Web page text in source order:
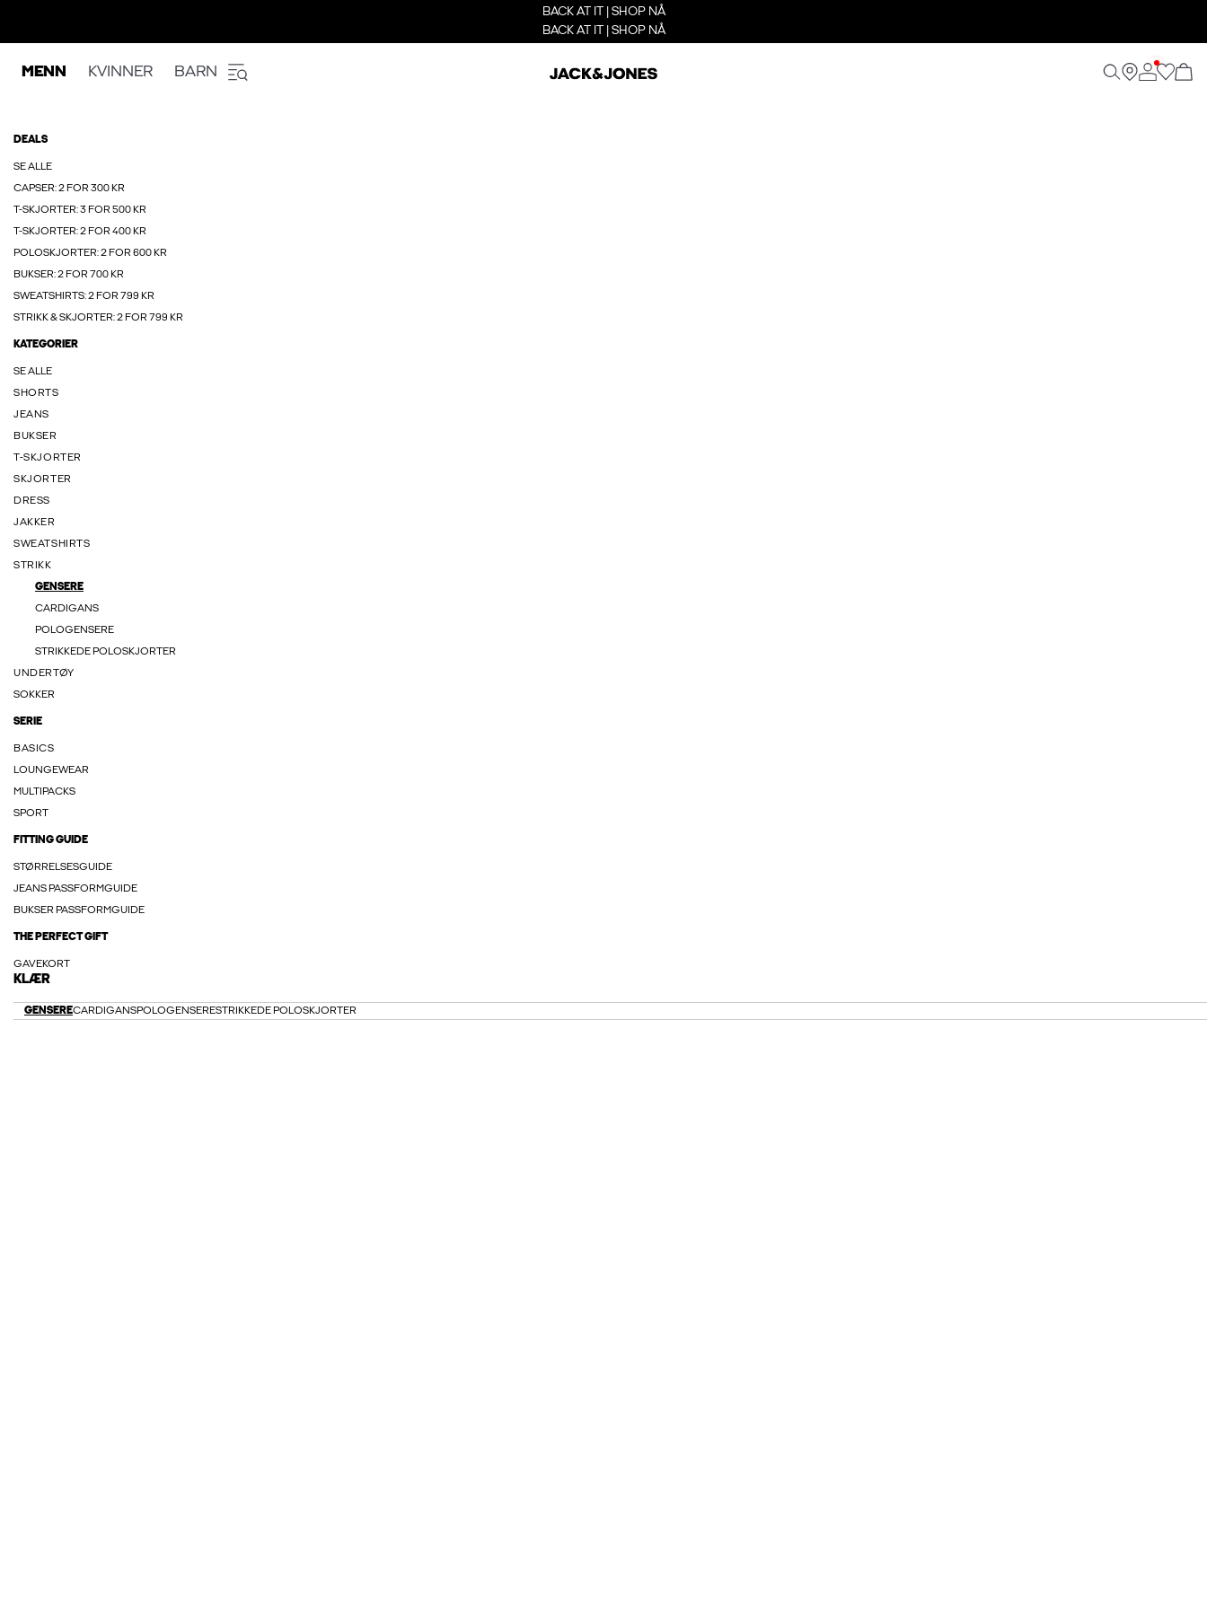
BACK AT IT | SHOP NÅ
BACK AT IT | SHOP NÅ
MENN KVINNER BARN
DEALS
SE ALLE
CAPSER: 2 FOR 300 KR
T-SKJORTER: 3 FOR 500 KR
T-SKJORTER: 2 FOR 400 KR
POLOSKJORTER: 2 FOR 600 KR
BUKSER: 2 FOR 700 KR
SWEATSHIRTS: 2 FOR 799 KR
STRIKK & SKJORTER: 2 FOR 799 KR
KATEGORIER
SE ALLE
SHORTS
JEANS
BUKSER
T-SKJORTER
SKJORTER
DRESS
JAKKER
SWEATSHIRTS
STRIKK
GENSERE
CARDIGANS
POLOGENSERE
STRIKKEDE POLOSKJORTER
UNDERTØY
SOKKER
SERIE
BASICS
LOUNGEWEAR
MULTIPACKS
SPORT
FITTING GUIDE
STØRRELSESGUIDE
JEANS PASSFORMGUIDE
BUKSER PASSFORMGUIDE
THE PERFECT GIFT
GAVEKORT
KLÆR
GENSERECARDIGANSPOLOGENSERESTRIKKEDE POLOSKJORTER